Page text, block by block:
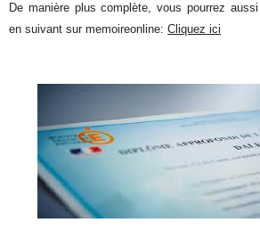
De manière plus complète, vous pourrez
en suivant sur memoireonline:Cliquez ici